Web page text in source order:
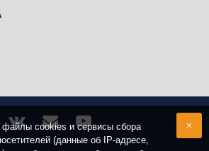
файлы cookies и сервисы сбора
(данные об IP-адресе,